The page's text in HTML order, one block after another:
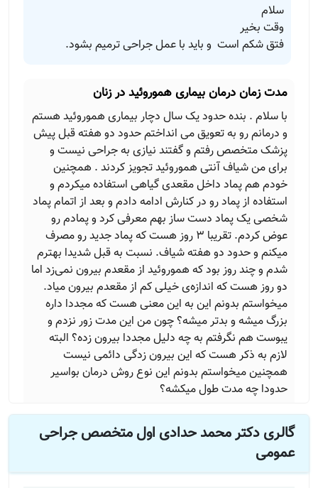
سلام
وقت بخیر
فتق شکم است و باید با عمل جراحی ترمیم بشود.
مدت زمان درمان بیماری هموروئید در زنان
با سلام . بنده حدود یک سال دچار بیماری هموروئید هستم
و درمانم رو به تعویق می انداختم حدود دو هفته قبل پیش
پزشک متخصص رفتم و گفتند نیازی به جراحی نیست و
برای من شیاف آنتی هموروئید تجویز کردند . همچنین
خودم هم پماد داخل مقعدی گیاهی استفاده میکردم و
استفاده از پماد رو در کنارش ادامه دادم و بعد از اتمام پماد
شخصی یک پماد دست ساز بهم معرفی کرد و پمادم رو
عوض کردم. تقریبا 3 روز هست که پماد جدید رو مصرف
میکنم و حدود دو هفته شیاف. نسبت به قبل شدیدا بهترم
شدم و چند روز بود که هموروئید از مقعدم بیرون نمی‌زد اما
دو روز هست که اندازه‌ی خیلی کم از مقعدم بیرون میاد.
میخواستم بدونم این به این معنی هست که مجددا داره
بزرگ میشه و بدتر میشه؟ چون من این مدت زور نزدم و
یبوست هم نگرفتم به چه دلیل مجددا بیرون زده؟ البته
لازم به ذکر هست که این بیرون زدگی دائمی نیست
همچنین میخواستم بدونم این نوع روش درمان بواسیر
حدودا چه مدت طول میکشه؟
دکتر محمد حدادی اول
گالری دکتر محمد حدادی اول متخصص جراحی
عمومی